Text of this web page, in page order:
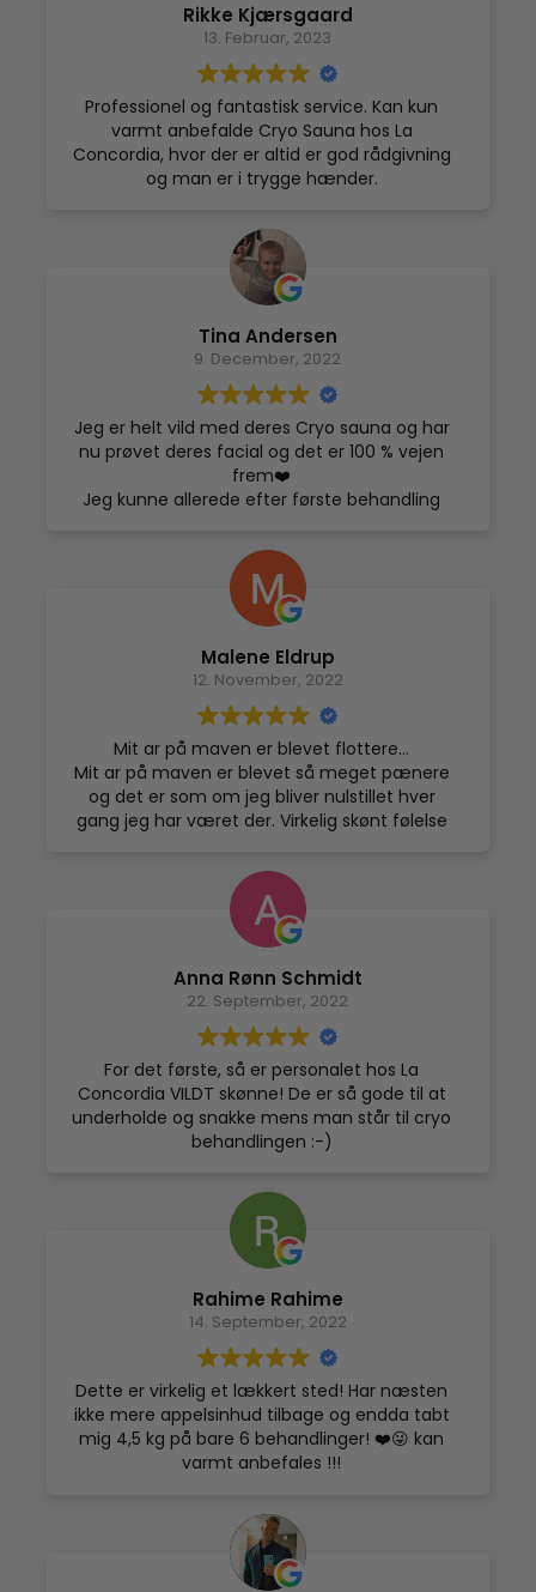
Rikke Kjærsgaard
13. Februar, 2023
Professionel og fantastisk service. Kan kun
varmt anbefalde Cryo Sauna hos La
Concordia, hvor der er altid er god rådgivning
og man er i trygge hænder.
Tina Andersen
9. December, 2022
Jeg er helt vild med deres Cryo sauna og har
nu prøvet deres facial og det er 100 % vejen
frem❤️
Jeg kunne allerede efter første behandling
alle burde forkæle sig selv med krop som
ansigt❤️
Malene Eldrup
12. November, 2022
Mit ar på maven er blevet flottere…
Mit ar på maven er blevet så meget pænere
og det er som om jeg bliver nulstillet hver
gang jeg har været der. Virkelig skønt følelse
Anna Rønn Schmidt
22. September, 2022
For det første, så er personalet hos La
Concordia VILDT skønne! De er så gode til at
underholde og snakke mens man står til cryo
behandlingen :-)
Jeg har haft tre cryobehandlinger og jeg kan
allerede se, at især min hud på benene er
blevet meget, meget pænere og strammere.
Det har også hjulpet i en stresset periode og
selvom det blot har været 3 gange, kan jeg
mærke en stor forskel på mit humør og
overskud. Det har desuden gjort underværker
for både migræne og en skade i håndleddet.
Jeg gør mig sjældent i wellness behandlinger
men lige cryo behandling hos La Concordia er
jeg blevet helt afhængig af!
Rahime Rahime
14. September, 2022
Dette er virkelig et lækkert sted! Har næsten
ikke mere appelsinhud tilbage og endda tabt
mig 4,5 kg på bare 6 behandlinger! ❤️😜 kan
varmt anbefales !!!